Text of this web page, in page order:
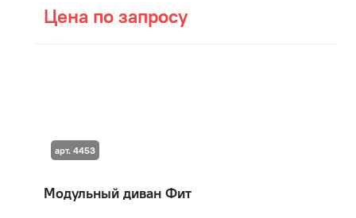
Цена по запросу
Модульный диван Фит
арт. 4453